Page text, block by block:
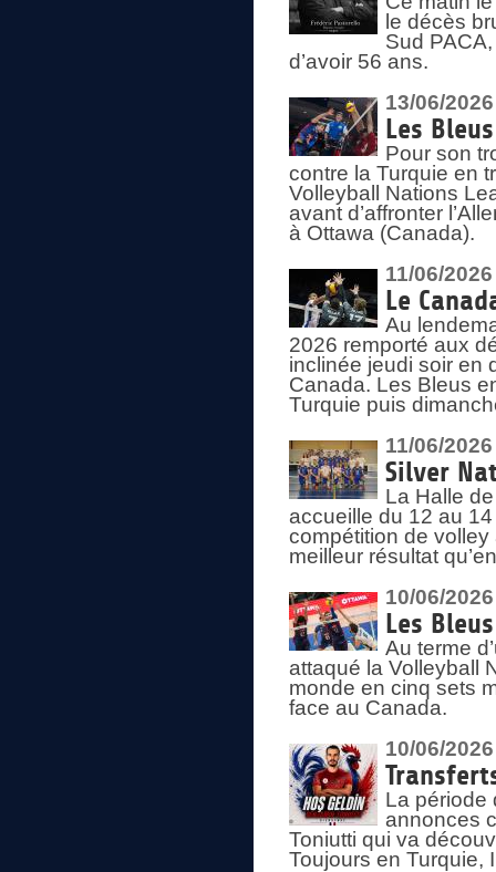
le décès
Sud
d’avoir 56 ans.
13/06/2026
Les
Pour son
contre la Turquie en
Volleyball Nations
avant d’affronter
à Ottawa (Canada).
11/06/2026
Le
Au
2026 remporté aux
inclinée jeudi soir en
Canada. Les Bleus
Turquie puis
11/06/2026
Silver
La Halle
accueille du 12 au
compétition de
meilleur résultat
10/06/2026
Les
Au terme
attaqué la Volleyball
monde en cinq sets
face au Canada.
10/06/2026
La période
annonces
Toniutti qui va
Toujours en Turquie,